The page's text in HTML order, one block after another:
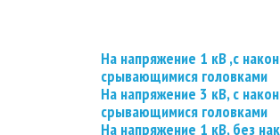
На напряжение 1 кВ ,с
срывающимися головками
На напряжение 3 кВ, с
срывающимися головками
На напряжение 1 кВ, без